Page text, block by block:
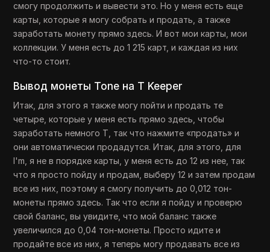
смогу продолжить и вывести это. Но у меня есть еще
карты, которые я могу собрать и продать, а также
заработать монету прямо здесь. И вот мои карты, мои
коллекции. У меня есть до 1 215 карт, и каждая из них
что-то стоит.
Вывод монеты Tone на T Keeper
Итак, для этого я также могу пойти и продать те
четыре, которые у меня есть прямо здесь, чтобы
заработать немного T, так что нажмите «продать» и
они автоматически продадутся. Итак, для этого, для
I'm, я не в порядке карты, у меня есть до 12 из нее, так
что я просто пойду и продам, выберу 12 и затем продам
все из них, поэтому я смогу получить до 0,012 тон-
монеты прямо здесь. Так что если я пойду и проверю
свой баланс, вы увидите, что мой баланс также
увеличился до 0,04 тон-монеты. Просто идите и
продайте все из них, я теперь могу продавать все из